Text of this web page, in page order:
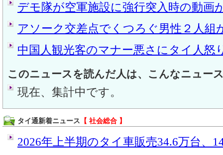
デモ隊が空軍施設に強行突入時の動画
アソーク交差点でくつろぐ男性２人組
中国人観光客のマナー悪さにタイ人怒
このニュースを読んだ人は、こんなニュー
現在、集計中です。
タイ通新着ニュース 【 社会総合 】
2026年上半期のタイ車販売34.6万台、